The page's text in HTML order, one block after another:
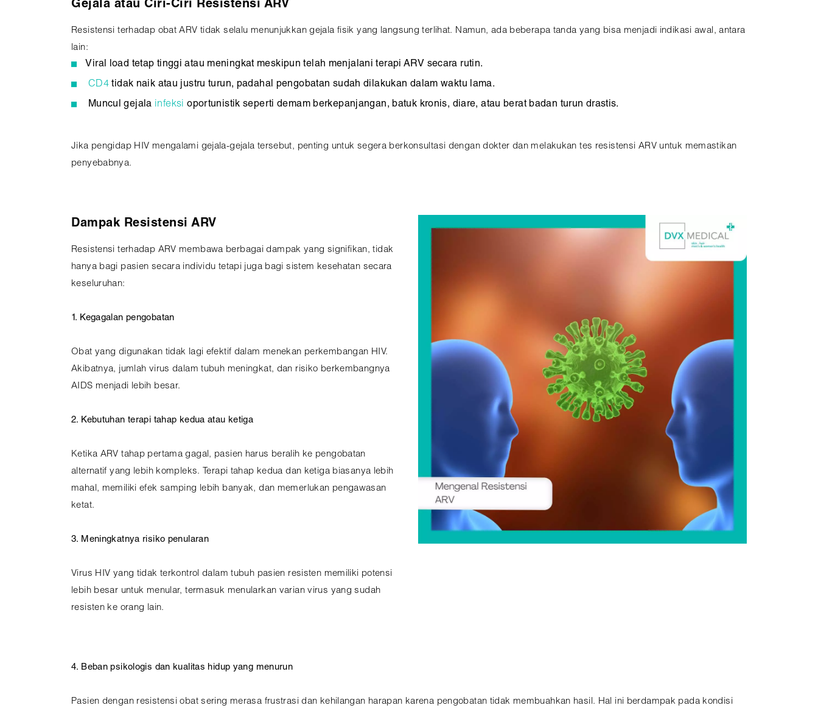
Gejala atau Ciri-Ciri Resistensi ARV
Resistensi terhadap obat ARV tidak selalu menunjukkan gejala fisik yang langsung terlihat. Namun, ada beberapa tanda yang bisa menjadi indikasi awal, antara
lain:
Viral load tetap tinggi atau meningkat meskipun telah menjalani terapi ARV secara rutin.
CD4tidak naik atau justru turun, padahal pengobatan sudah dilakukan dalam waktu lama.
Muncul gejala infeksi oportunistik seperti demam berkepanjangan, batuk kronis, diare, atau berat badan turun drastis.
Jika pengidap HIV mengalami gejala-gejala tersebut, penting untuk segera berkonsultasi dengan dokter dan melakukan tes resistensi ARV untuk memastikan
penyebabnya.
Dampak Resistensi ARV
Resistensi terhadap ARV membawa berbagai dampak yang signifikan, tidak
hanya bagi pasien secara individu tetapi juga bagi sistem kesehatan secara
keseluruhan:
1. Kegagalan pengobatan
Obat yang digunakan tidak lagi efektif dalam menekan perkembangan HIV.
Akibatnya, jumlah virus dalam tubuh meningkat, dan risiko berkembangnya
AIDS menjadi lebih besar.
2. Kebutuhan terapi tahap kedua atau ketiga
Ketika ARV tahap pertama gagal, pasien harus beralih ke pengobatan
alternatif yang lebih kompleks. Terapi tahap kedua dan ketiga biasanya lebih
mahal, memiliki efek samping lebih banyak, dan memerlukan pengawasan
ketat.
3. Meningkatnya risiko penularan
Virus HIV yang tidak terkontrol dalam tubuh pasien resisten memiliki potensi
lebih besar untuk menular, termasuk menularkan varian virus yang sudah
resisten ke orang lain.
4. Beban psikologis dan kualitas hidup yang menurun
Pasien dengan resistensi obat sering merasa frustrasi dan kehilangan harapan karena pengobatan tidak membuahkan hasil. Hal ini berdampak pada kondisi